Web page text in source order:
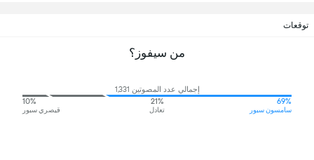
توقعات
من سيفوز؟
إجمالي عدد المصوتين 1,331
69%
سامسون سبور
21%
تعادل
10%
قيصري سبور